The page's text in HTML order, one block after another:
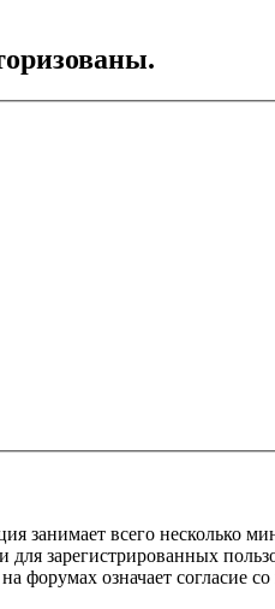
занимает всего несколько
зарегистрированных
форумах означает согласие со